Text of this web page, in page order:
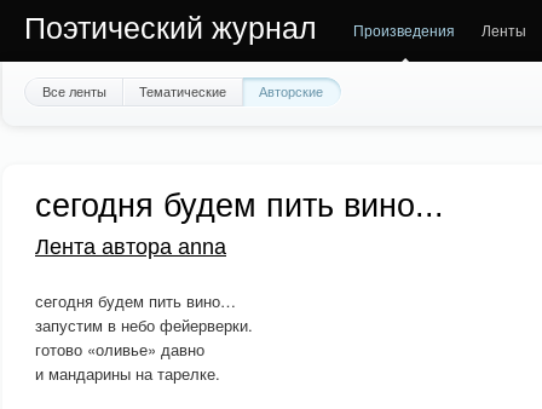
Поэтический журнал Произведения Ленты
Все ленты Тематические Авторские
сегодня будем пить вино...
Лента автора anna
сегодня будем пить вино…
запустим в небо фейерверки.
готово «оливье» давно
и мандарины на тарелке.